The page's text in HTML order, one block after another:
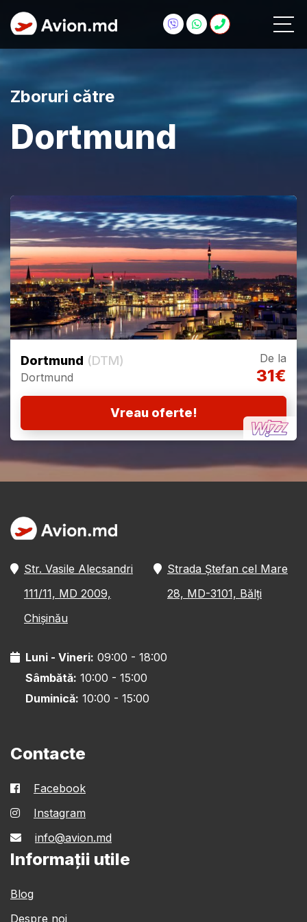
Zboruri către
Dortmund
Dortmund (DTM)
Dortmund
De la
31€
Vreau oferte!
Str. Vasile Alecsandri
111/11, MD 2009,
Chișinău
Strada Ștefan cel Mare
28, MD-3101, Bălți
Luni - Vineri: 09:00 - 18:00
Sâmbătă: 10:00 - 15:00
Duminică: 10:00 - 15:00
Contacte
Facebook
Instagram
info@avion.md
Informații utile
Blog
Despre noi